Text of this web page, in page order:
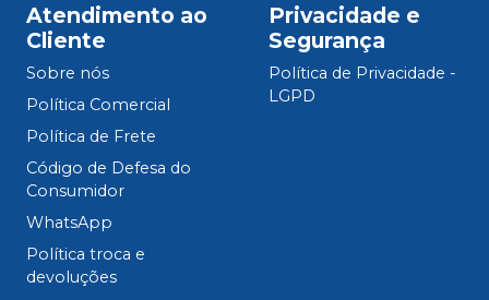
Atendimento ao
Cliente
Sobre nós
Política Comercial
Política de Frete
Código de Defesa do
Consumidor
WhatsApp
Política troca e
devoluções
Privacidade e
Segurança
Política de Privacidade -
LGPD